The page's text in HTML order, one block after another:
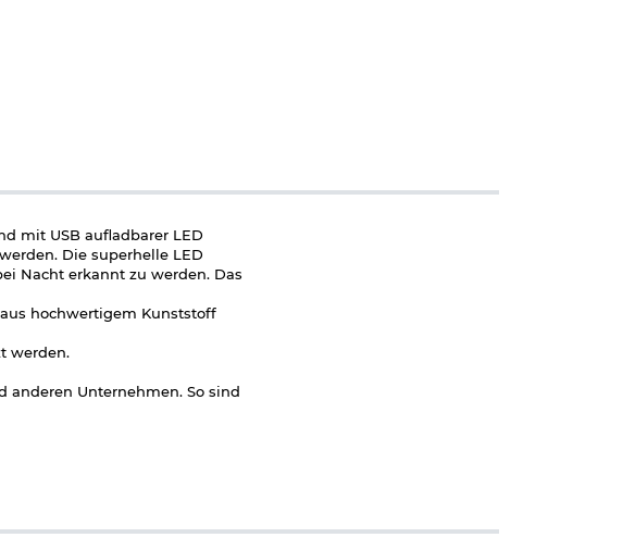
mit USB aufladbarer LED
Die superhelle LED
Nacht erkannt zu werden. Das
hochwertigem Kunststoff
werden.
anderen Unternehmen. So sind